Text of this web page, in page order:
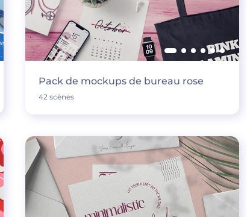
Pack de mockups de bureau rose
42 scènes